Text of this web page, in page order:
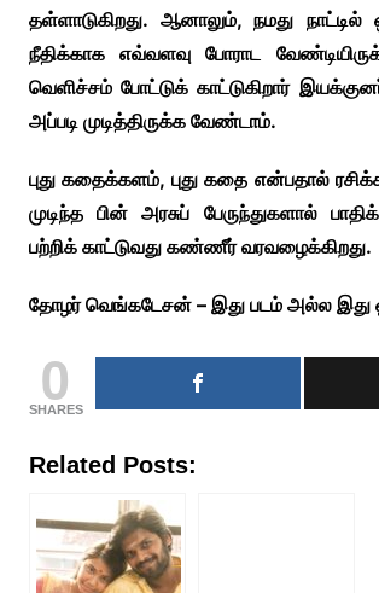
தள்ளாடுகிறது. ஆனாலும், நமது
நீதிக்காக எவ்வளவு போராட
வெளிச்சம் போட்டுக் காட்டுகிறார்
அப்படி முடித்திருக்க வேண்டாம்.
புது கதைக்களம், புது கதை என்பதால் ரசிக்க
முடிந்த பின் அரசுப் பேருந்துகளால்
பற்றிக் காட்டுவது கண்ணீர் வரவழைக்கிறது.
தோழர் வெங்கடேசன் – இது படம் அல்ல இது
0
SHARES
Related Posts: